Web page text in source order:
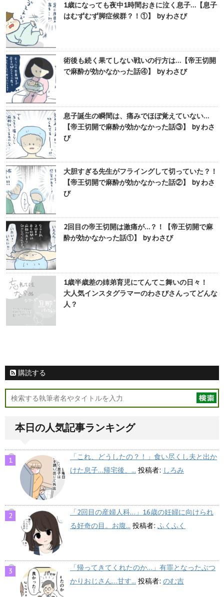
1歳になっても夜中1時間おきに泣く息子…【息子
はむずむず脚症候群？！①】 by わさび
術後も続く果てしない戦いの行方は…【帝王切開
で麻酔が効かなかった話④】 by わさび
息子誕生の瞬間は、痛みでほぼ覚えていない…
【帝王切開で麻酔が効かなかった話③】 by わさ
び
大胆すぎる先生がフライングして切っていた？！
【帝王切開で麻酔が効かなかった話②】 by わさ
び
2回目の帝王切開は激痛が…？！【帝王切開で麻
酔が効かなかった話①】 by わさび
1歳半歳差の姉弟育児にてんてこ舞いの日々！
大人気インスタグラマーのわさびさんってどんな
人？
購読する
本日の人気記事ランキング
「これ、どうしたの？！」食い尽くし夫と出か
けた息子…帰宅後、... 投稿者: しろみ
「2回目の産婦人科…」16歳の妊婦に向けられ
る好奇の目。お腹... 投稿者: ふくふく
「帰ってきてくれたのか…」有罪となったぶつ
かりおじさん…甘す... 投稿者: のむ吉